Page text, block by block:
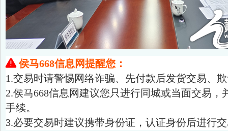
侯马668信息网提醒您：
1.交易时请警惕网络诈骗、先付款后发货交易、
2.侯马668信息网建议您只进行同城或当面交易，
手续。
3.必要交易时建议携带身份证，认证身份后进行